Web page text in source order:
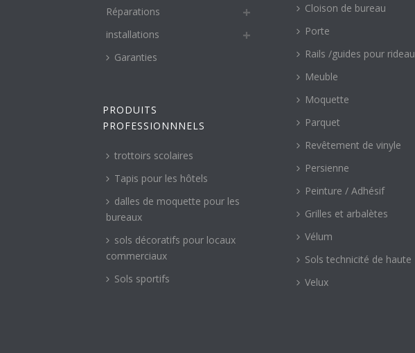
Réparations
installations
Garanties
PRODUITS
PROFESSIONNNELS
trottoirs scolaires
Tapis pour les hôtels
dalles de moquette pour les
bureaux
sols décoratifs pour locaux
commerciaux
Sols sportifs
Cloison de bureau
Porte
Rails /guides pour rideau
Meuble
Moquette
Parquet
Revêtement de vinyle
Persienne
Peinture / Adhésif
Grilles et arbalètes
Vélum
Sols technicité de haute
Velux